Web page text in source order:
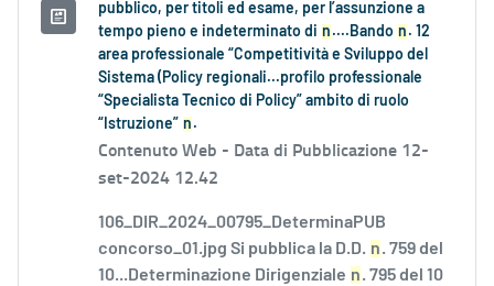
pubblico, per titoli ed esame, per l’assunzione a
tempo pieno e indeterminato di n ....Bando n . 12
area professionale “Competitività e Sviluppo del
Sistema (Policy regionali...profilo professionale
“Specialista Tecnico di Policy” ambito di ruolo
“Istruzione” n .
Contenuto Web - Data di Pubblicazione 12-
set-2024 12.42
106_DIR_2024_00795_DeterminaPUB
concorso_01.jpg Si pubblica la D.D. n. 759 del
10...Determinazione Dirigenziale n. 795 del 10